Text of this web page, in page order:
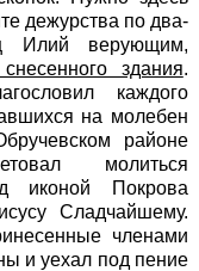
дежурства по два-
Илий верующим,
здания.
каждого
на молебен
районе
молиться
иконой Покрова
Сладчайшему.
членами
и уехал под пение